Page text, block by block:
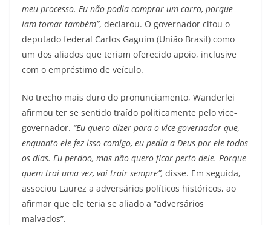
meu processo. Eu não podia comprar um carro, porque
iam tomar também”, declarou. O governador citou o
deputado federal Carlos Gaguim (União Brasil) como
um dos aliados que teriam oferecido apoio, inclusive
com o empréstimo de veículo.
No trecho mais duro do pronunciamento, Wanderlei
afirmou ter se sentido traído politicamente pelo vice-
governador. “Eu quero dizer para o vice-governador que,
enquanto ele fez isso comigo, eu pedia a Deus por ele todos
os dias. Eu perdoo, mas não quero ficar perto dele. Porque
quem trai uma vez, vai trair sempre”, disse. Em seguida,
associou Laurez a adversários políticos históricos, ao
afirmar que ele teria se aliado a “adversários
malvados”.